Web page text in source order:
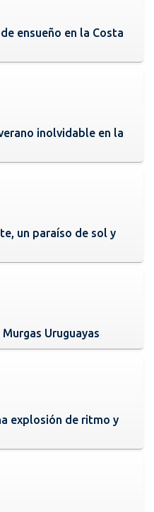
ensueño en la Costa
inolvidable en la
un paraíso de sol y
Uruguayas
explosión de ritmo y